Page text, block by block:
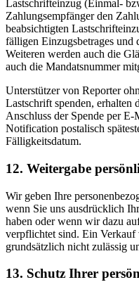
Lastschrifteinzug (Einmal-
Zahlungsempfänger den
beabsichtigten
fälligen Einzugsbetrages
Weiteren werden auch die
auch die Mandatsnummer
Unterstützer von Reporter
Lastschrift spenden,
Anschluss der Spende per
Notification postalisch
Fälligkeitsdatum.
12. Weitergabe
Wir geben Ihre
wenn Sie uns ausdrücklich
haben oder wenn wir dazu
verpflichtet sind. Ein Verkauf
grundsätzlich nicht zulässig
13. Schutz Ihrer